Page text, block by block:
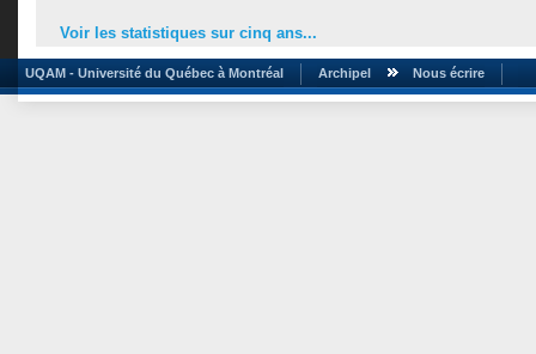
Voir les statistiques sur cinq ans...
UQAM - Université du Québec à Montréal Archipel Nous écrire